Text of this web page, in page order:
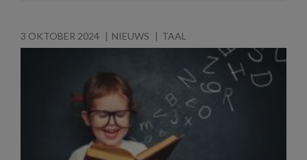
3 OKTOBER 2024 NIEUWS TAAL